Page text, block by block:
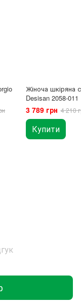
Жіноча шкіряна
Desisan 2058-011
3 789 грн 4 210
Купити